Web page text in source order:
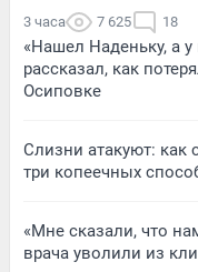
3 часа 7 625 18
«Нашел Наденьку, а
рассказал, как
Осиповке
Слизни атакуют: как
три копеечных
«Мне сказали, что
врача уволили из